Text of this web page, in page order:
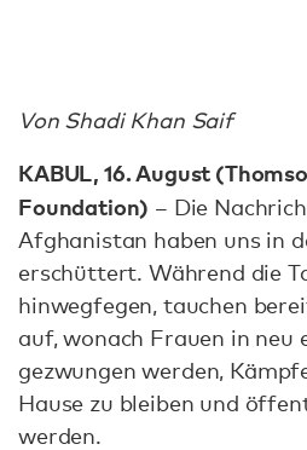
Von Shadi Khan Saif
KABUL, 16. August
Foundation) – Die
Afghanistan haben uns in
erschüttert. Während die
hinwegfegen, tauchen
auf, wonach Frauen in neu
gezwungen werden,
Hause zu bleiben und
werden.